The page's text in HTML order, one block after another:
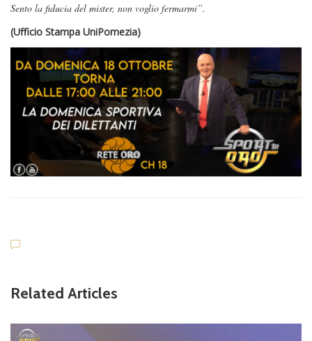
Sento la fiducia del mister, non voglio fermarmi”.
(Ufficio Stampa UniPomezia)
Related Articles